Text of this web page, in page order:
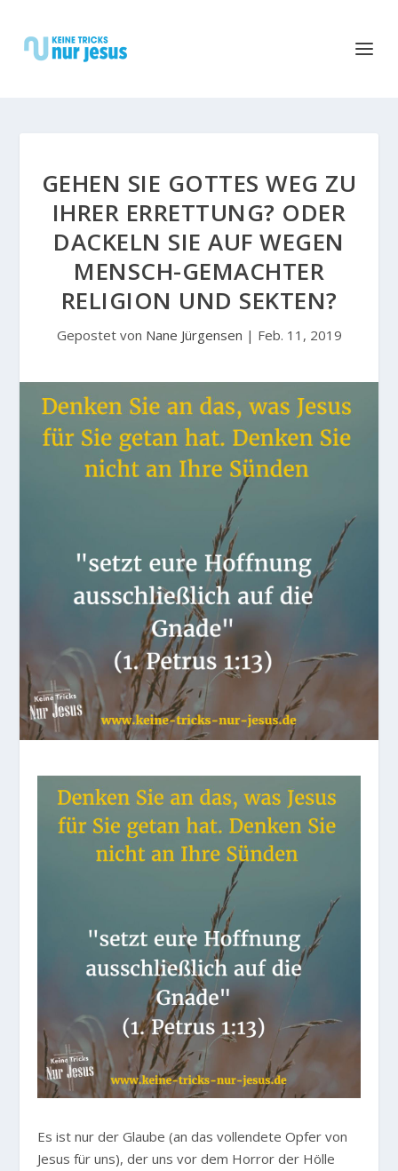
GEHEN SIE GOTTES WEG ZU
IHRER ERRETTUNG? ODER
DACKELN SIE AUF WEGEN
MENSCH-GEMACHTER
RELIGION UND SEKTEN?
Gepostet von Nane Jürgensen | Feb. 11, 2019
Es ist nur der Glaube (an das vollendete Opfer von
Jesus für uns), der uns vor dem Horror der Hölle